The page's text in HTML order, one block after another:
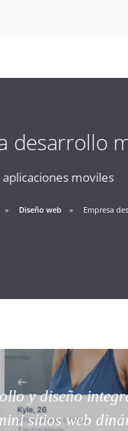
desarrollo
moviles
Diseño web Empresa
y diseño
sitios web
09:30 AM A 18:30 PM
soporte@webseo.cl